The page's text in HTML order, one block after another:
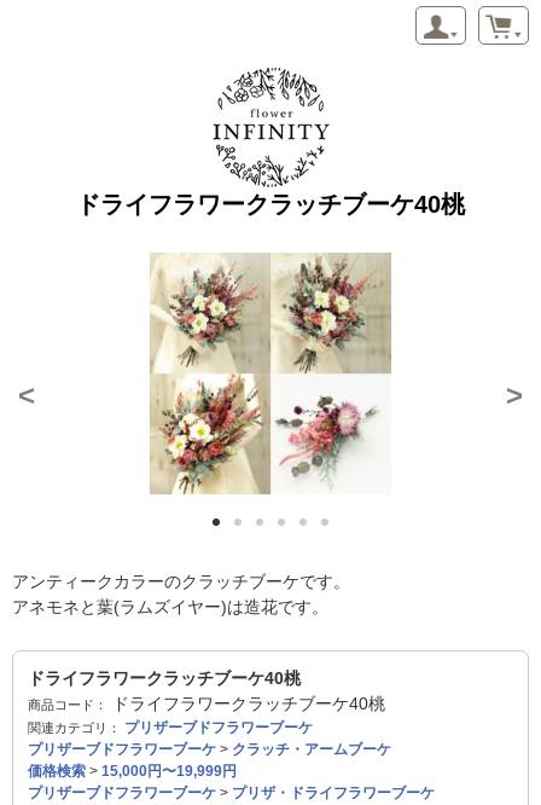
ドライフラワークラッチブーケ40桃
< >
アンティークカラーのクラッチブーケです。
アネモネと葉(ラムズイヤー)は造花です。
ドライフラワークラッチブーケ40桃
商品コード： ドライフラワークラッチブーケ40桃
関連カテゴリ：
プリザーブドフラワーブーケ
プリザーブドフラワーブーケ > クラッチ・アームブーケ
価格検索 > 15,000円〜19,999円
プリザーブドフラワーブーケ > プリザ・ドライフラワーブーケ